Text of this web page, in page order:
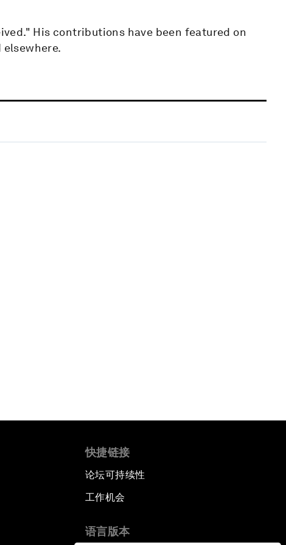
His contributions have been featured on
elsewhere.
快捷链接
论坛可持续性
工作机会
语言版本